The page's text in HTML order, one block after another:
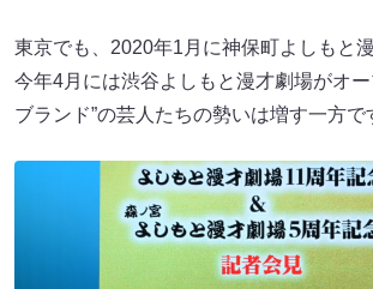
東京でも、2020年1月に神保町よしもと
今年4月には渋谷よしもと漫才劇場がオー
ブランド”の芸人たちの勢いは増す一方で